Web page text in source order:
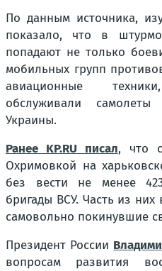
По данным источника,
показало, что в
попадают не только
мобильных групп
авиационные
обслуживали
Украины.
Ранее KP.RU писал, что
Охримовкой на
без вести не менее
бригады ВСУ. Часть из них
самовольно покинувшие
Президент России
вопросам развития